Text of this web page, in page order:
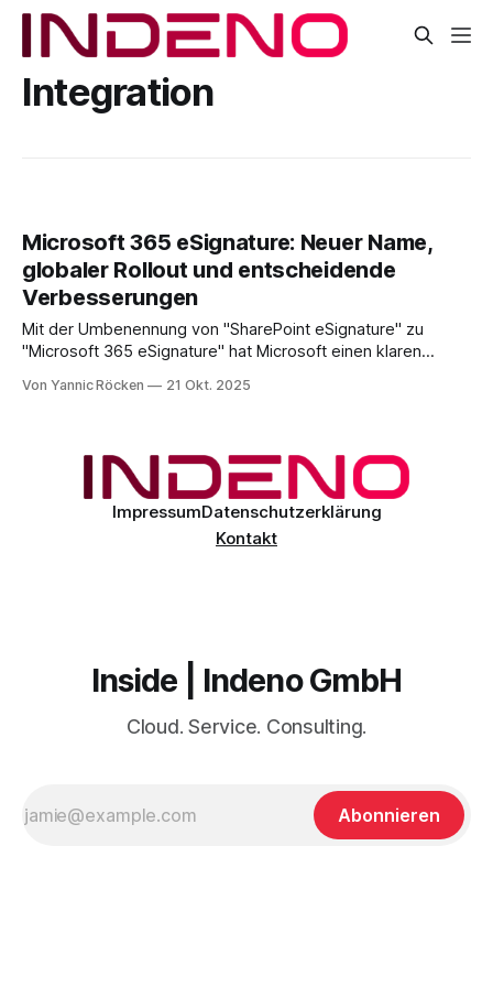
Integration
Microsoft 365 eSignature: Neuer Name,
globaler Rollout und entscheidende
Verbesserungen
Mit der Umbenennung von "SharePoint eSignature" zu
"Microsoft 365 eSignature" hat Microsoft einen klaren
mehr ein isoliertes Add-on für SharePoint, sondern ein
Lösung ermöglicht es, elektronische
Von Yannic Röcken 21 Okt. 2025
ImpressumDatenschutzerklärung
Kontakt
Inside | Indeno GmbH
Cloud. Service. Consulting.
Abonnieren